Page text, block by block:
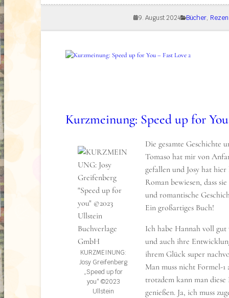
in dem Lena sexuell missbraucht wird. Die
in das typische Bild eines „klassischen
auszudrücken. Das Video verbreitet sich wie
zu fordern und zur Selbstjustiz aufzurufen.
Idee fasziniert, aber auch geängstigt, weil wir
bedrohlich nahe sind.
Yasira wird zunehmend in diesen Abgrund
entdeckt schockierende Wahrheiten und lernt
sozialen Medien überhaupt funktionieren.
eine harte Schale aufzubauen, spürt man
Fall berührt.
Wie man es von Marc-Uwe Kling gewohnt
prägnanten und fast emotionslosen Sätzen.
lang, aber die Handlung entfaltet sich
könnte auf den ersten Blick monoton wirken,
Ungesagte, das Ungezeigte, das beim Leser
und Thrillermomente schafft.
9. August 2024 Bücher,
Kurzmeinung: Speed up for
KURZMEINUNG:
Josy Greifenberg
„Speed up for
you“ ©2023
Ullstein
Die gesamte Geschichte
Tomaso hat mir von
gefallen und Josy hat
Roman bewiesen, dass
und romantische
Ein großartiges Buch!
Ich habe Hannah voll gut
und auch ihre
ihrem Glück super
Man muss nicht Formel-
trotzdem kann man
genießen. Ja, ich muss